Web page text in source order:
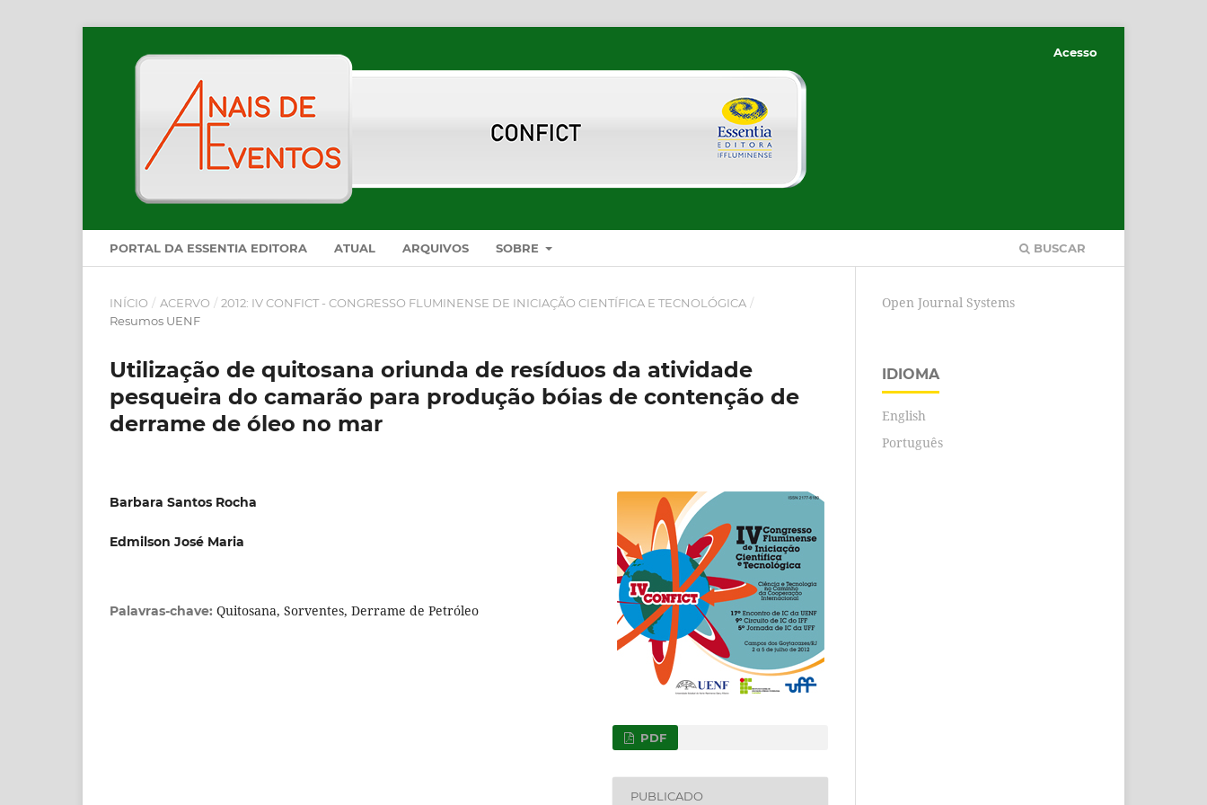
PORTAL DA ESSENTIA EDITORA ATUAL ARQUIVOS SOBRE BUSCAR
Acesso
INÍCIO / ACERVO / 2012: IV CONFICT - CONGRESSO FLUMINENSE DE INICIAÇÃO CIENTÍFICA E TECNOLÓGICA /
Resumos UENF
Utilização de quitosana oriunda de resíduos da atividade
pesqueira do camarão para produção bóias de contenção de
derrame de óleo no mar
Barbara Santos Rocha
Edmilson José Maria
Palavras-chave: Quitosana, Sorventes, Derrame de Petróleo
PDF
PUBLICADO
Open Journal Systems
IDIOMA
English
Português